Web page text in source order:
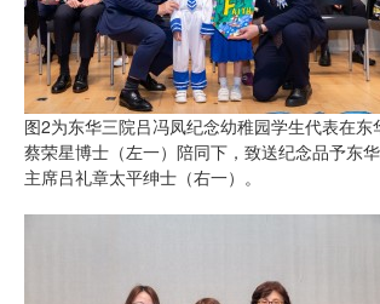
图2为东华三院吕冯凤纪念幼稚园学生代表在东
蔡荣星博士（左一）陪同下，致送纪念品予东
主席吕礼章太平绅士（右一）。